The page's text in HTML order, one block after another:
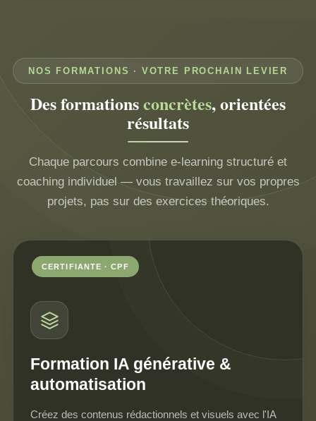
NOS FORMATIONS · VOTRE PROCHAIN LEVIER
Des formationsconcrètes, orientées
résultats
Chaque parcours combine e-learning structuré et
coaching individuel — vous travaillez sur vos propres
projets, pas sur des exercices théoriques.
CERTIFIANTE · CPF
Formation IA générative &
automatisation
Créez des contenus rédactionnels et visuels avec l'IA